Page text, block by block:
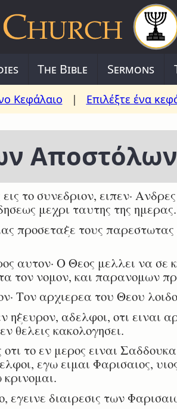
The Bible Sermons
Κεφάλαιο | Επιλέξτε ένα
το συνεδριον, ειπεν·
μεχρι ταυτης της ημερας.
προσεταξε τους
αυτον· Ο Θεος μελλει να σε
τον νομον, και παρανομων
Τον αρχιερεα του Θεου
ηξευρον, αδελφοι, οτι ειναι
θελεις κακολογησει.
το εν μερος ειναι
εγω ειμαι Φαρισαιος,
εγεινε διαιρεσις των